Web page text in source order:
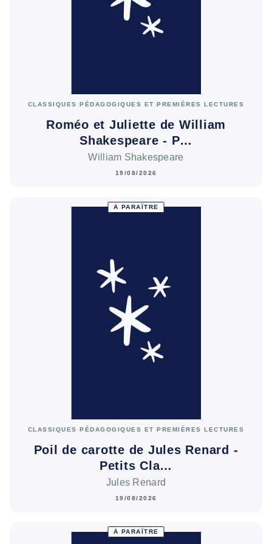
CLASSIQUES PÉDAGOGIQUES ET PREMIÈRES LECTURES
Roméo et Juliette de William
Shakespeare - P…
William Shakespeare
19/08/2026
À PARAÎTRE
CLASSIQUES PÉDAGOGIQUES ET PREMIÈRES LECTURES
Poil de carotte de Jules Renard -
Petits Cla…
Jules Renard
19/08/2026
À PARAÎTRE